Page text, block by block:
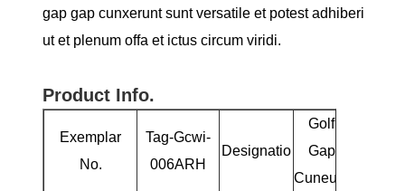
gap gap cunxerunt sunt versatile et potest adhiberi
ut et plenum offa et ictus circum viridi.
Product Info.
Exemplar
No.
Tag-Gcwi-
006ARH
Designatio
Golf
Gap
Cuneum